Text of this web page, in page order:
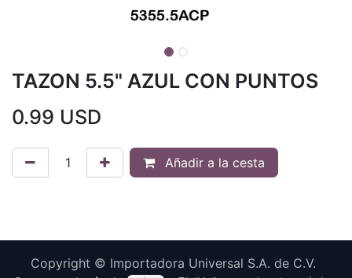
TAZON 5.5" AZUL CON PUNTOS
0.99 USD
Añadir a la cesta
Copyright © Importadora Universal S.A. de C.V.